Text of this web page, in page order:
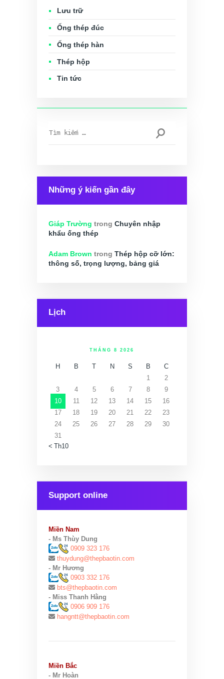
Lưu trữ
Ống thép đúc
Ống thép hàn
Thép hộp
Tin tức
kiếm
Những ý kiến gần đây
Giáp Trường trongChuyên nhập
khẩu ống thép
Adam Brown trongThép hộp cỡ lớn:
thông số, trọng lượng, bảng giá
Lịch
THÁNG 8 2026
H B T N S B
C
1
2
3
4 5 6 7 8
9
10
11 12 13 14 15
16
17
18 19 20 21 22
23
24
25 26 27 28 29
30
31
« Th10
Support online
Miền Nam
- Ms Thùy Dung
0909 323 176
thuydung@thepbaotin.com
- Mr Hương
0903 332 176
bts@thepbaotin.com
- Miss Thanh Hằng
0906 909 176
hangntt@thepbaotin.com
Miền Bắc
- Mr Hoàn